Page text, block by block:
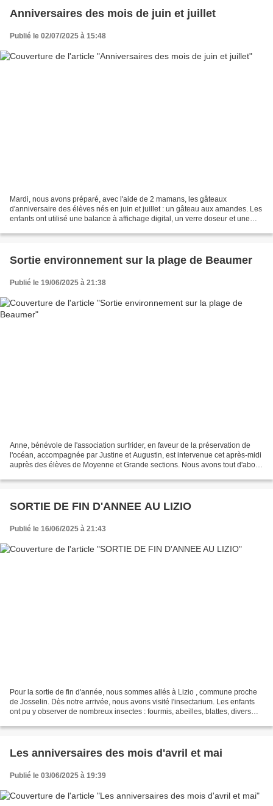
Anniversaires des mois de juin et juillet
Publié le 02/07/2025 à 15:48
Mardi, nous avons préparé, avec l'aide de 2 mamans, les gâteaux
d'anniversaire des élèves nés en juin et juillet : un gâteau aux amandes. Les
enfants ont utilisé une balance à affichage digital, un verre doseur et une
Sortie environnement sur la plage de Beaumer
Publié le 19/06/2025 à 21:38
Anne, bénévole de l'association surfrider, en faveur de la préservation de
l'océan, accompagnée par Justine et Augustin, est intervenue cet après-midi
auprès des élèves de Moyenne et Grande sections. Nous avons tout d'abord
SORTIE DE FIN D'ANNEE AU LIZIO
Publié le 16/06/2025 à 21:43
Pour la sortie de fin d'année, nous sommes allés à Lizio , commune proche
de Josselin. Dès notre arrivée, nous avons visité l'insectarium. Les enfants
ont pu y observer de nombreux insectes : fourmis, abeilles, blattes, divers
Les anniversaires des mois d'avril et mai
Publié le 03/06/2025 à 19:39